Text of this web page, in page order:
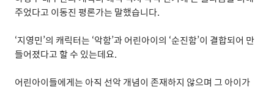
주었다고 이동진 평론가는 말했습니다.
‘지영민’의 캐릭터는 ‘악함’과 어린아이의 ‘순진함’이 결합되어 만
들어졌다고 할 수 있는데요.
어린아이들에게는 아직 선악 개념이 존재하지 않으며 그 아이가